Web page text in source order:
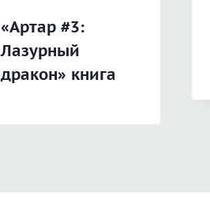
«Артар #3:
Лазурный
дракон» книга